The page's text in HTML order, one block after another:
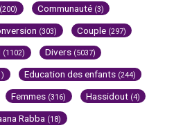
(200) Communauté (3)
(303) Couple (297)
(1102) Divers (5037)
Education des enfants (244)
Femmes (316) Hassidout (4)
Rabba (18)